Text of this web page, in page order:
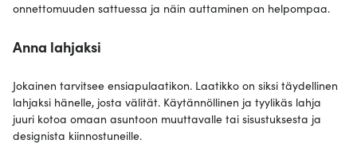
onnettomuuden sattuessa ja näin auttaminen on helpompaa.
Anna lahjaksi
Jokainen tarvitsee ensiapulaatikon. Laatikko on siksi täydellinen
lahjaksi hänelle, josta välität. Käytännöllinen ja tyylikäs lahja
juuri kotoa omaan asuntoon muuttavalle tai sisustuksesta ja
designista kiinnostuneille.